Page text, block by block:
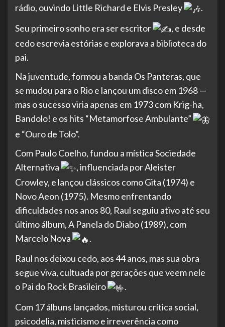
rádio, ouvindo Little Richard e Elvis Presley
.
Seu primeiro sonho era ser escritor
, e desde
cedo escrevia estórias e explorava a biblioteca do
pai.
Na juventude, formou a banda Os Panteras, que
se mudou para o Rio e lançou um disco em 1968 —
mas o sucesso viria apenas em 1973 com Krig-ha,
Bandolo! e os hits “Metamorfose Ambulante”
e “Ouro de Tolo”.
Com Paulo Coelho, fundou a mística Sociedade
Alternativa
, influenciada por Aleister
Crowley, e lançou clássicos como Gita (1974) e
Novo Aeon (1975). Mesmo enfrentando
dificuldades nos anos 80, Raul seguiu ativo até seu
último álbum, A Panela do Diabo (1989), com
Marcelo Nova
.
Raul nos deixou cedo, aos 44 anos, mas sua obra
segue viva, cultuada por gerações que veem nele
o Pai do Rock Brasileiro
.
Com 17 álbuns lançados, misturou crítica social,
psicodelia, misticismo e irreverência como